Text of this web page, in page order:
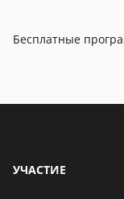
Бесплатные
УЧАСТИЕ